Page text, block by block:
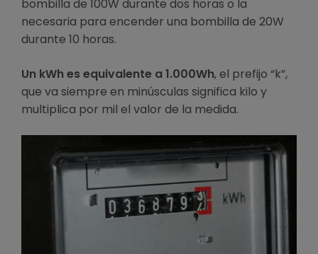
bombilla de 100W durante dos horas o la
necesaria para encender una bombilla de 20W
durante 10 horas.
Un kWh es equivalente a 1.000Wh, el prefijo “k”,
que va siempre en minúsculas significa kilo y
multiplica por mil el valor de la medida.